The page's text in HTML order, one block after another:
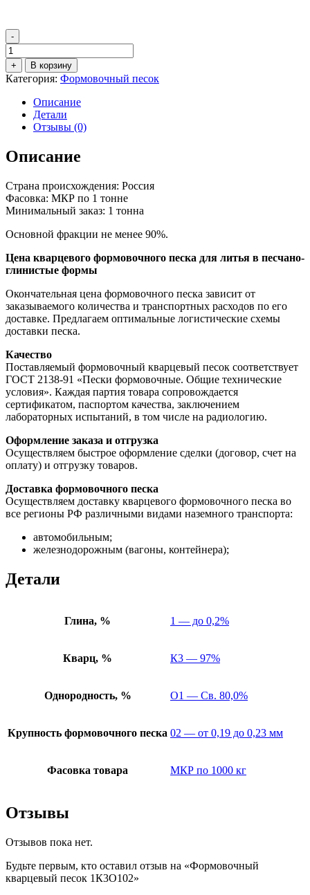
-
Количество
товара
Формовочный
кварцевый
песок
1К3О102
+ В корзину
Категория: Формовочный песок
Описание
Детали
Отзывы (0)
Описание
Страна происхождения: Россия
Фасовка: МКР по 1 тонне
Минимальный заказ: 1 тонна
Основной фракции не менее 90%.
Цена кварцевого формовочного песка для литья в песчано-
глинистые формы
Окончательная цена формовочного песка зависит от
заказываемого количества и транспортных расходов по его
доставке. Предлагаем оптимальные логистические схемы
доставки песка.
Качество
Поставляемый формовочный кварцевый песок соответствует
ГОСТ 2138-91 «Пески формовочные. Общие технические
условия». Каждая партия товара сопровождается
сертификатом, паспортом качества, заключением
лабораторных испытаний, в том числе на радиологию.
Оформление заказа и отгрузка
Осуществляем быстрое оформление сделки (договор, счет на
оплату) и отгрузку товаров.
Доставка формовочного песка
Осуществляем доставку кварцевого формовочного песка во
все регионы РФ различными видами наземного транспорта:
автомобильным;
железнодорожным (вагоны, контейнера);
Детали
Глина, % 1 — до 0,2%
Кварц, % К3 — 97%
Однородность, % О1 — Св. 80,0%
Крупность формовочного песка 02 — от 0,19 до 0,23 мм
Фасовка товара МКР по 1000 кг
Отзывы
Отзывов пока нет.
Будьте первым, кто оставил отзыв на «Формовочный
кварцевый песок 1К3О102»